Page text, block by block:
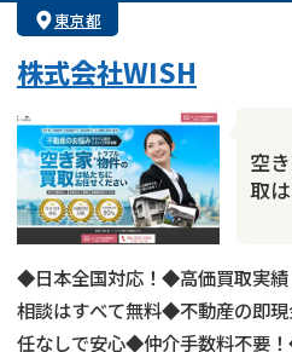
東京都
株式会社WISH
空
取
◆日本全国対応！◆高価買取実
相談はすべて無料◆不動産の即
任なしで安心◆仲介手数料不要